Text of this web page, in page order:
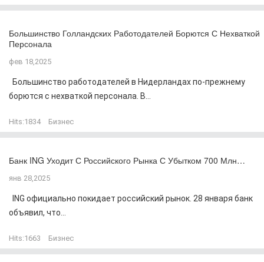
Большинство Голландских Работодателей Борются С Нехваткой
Персонала
фев 18,2025
Большинство работодателей в Нидерландах по-прежнему
борются с нехваткой персонала. В...
Hits:1834 Бизнес
Банк ING Уходит С Российского Рынка С Убытком 700 Млн…
янв 28,2025
ING официально покидает российский рынок. 28 января банк
объявил, что...
Hits:1663 Бизнес